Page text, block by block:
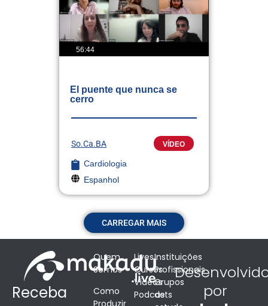
56:44
El puente que nunca se
cerro
So.Ca.BA VÍDEO
Cardiologia
Espanhol
CARREGAR MAIS
Receba
Quem
Somos
Como
Lives
Cursos
Vídeos
Podcasts
Instituições
Profissionais
Grupos
de
por